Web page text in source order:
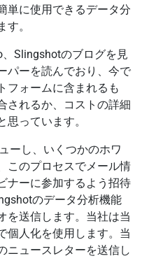
単に使用できるデータ分
。
Slingshotのブログを見
パーを読んでおり、今で
フォームに含まれるも
されるか、コストの詳細
っています。
ーし、いくつかのホワ
このプロセスでメール情
ナーに参加するよう招待
のデータ分析機能
を送信します。当社は当
個人化を使用します。当
ニュースレターを送信し